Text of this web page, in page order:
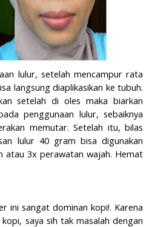
lulur, setelah mencampur rata
langsung diaplikasikan ke tubuh.
setelah di oles maka biarkan
penggunaan lulur, sebaiknya
memutar. Setelah itu, bilas
lulur 40 gram bisa digunakan
atau 3x perawatan wajah. Hemat
ini sangat dominan kopi!. Karena
saya sih tak masalah dengan